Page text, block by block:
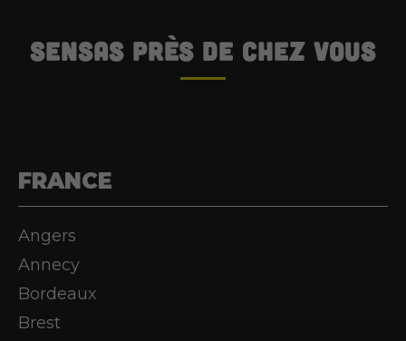
SENSAS près de chez vous
FRANCE
Angers
Annecy
Bordeaux
Brest